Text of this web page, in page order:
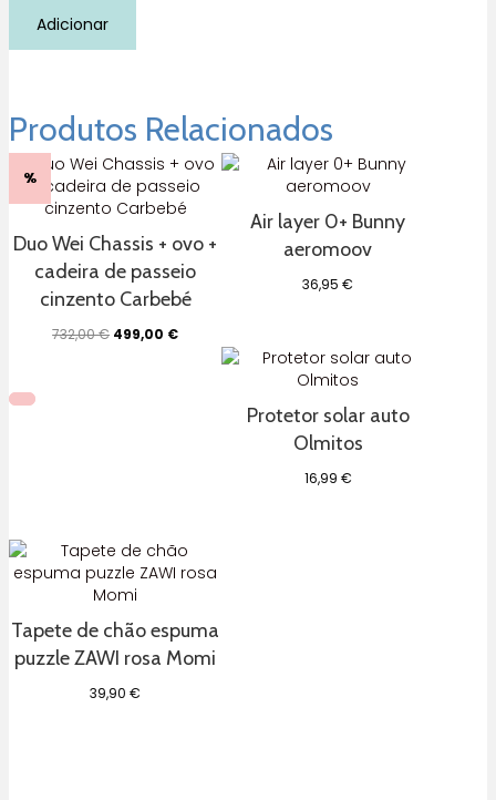
Ezimoov
Protetora
Solar
Automóvel
Preto
Adicionar
Produtos Relacionados
%
Duo Wei Chassis + ovo +
cadeira de passeio
cinzento Carbebé
732,00€ O
499,00 €O
Air layer 0+ Bunny
aeromoov
36,95€
Protetor solar auto
Olmitos
16,99 €
Tapete de chão espuma
puzzle ZAWI rosa Momi
39,90€